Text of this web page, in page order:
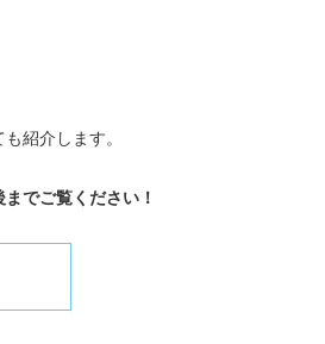
紹介します。
でご覧ください！